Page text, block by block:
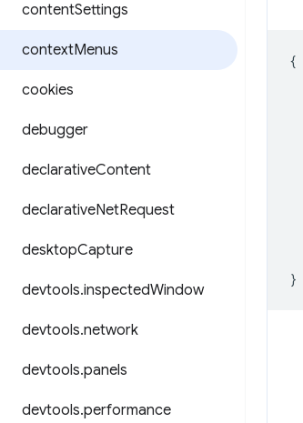
contentSettings
contextMenus
cookies
debugger
declarativeContent
declarativeNetRequest
desktopCapture
devtools.inspectedWindow
devtools.network
devtools.panels
devtools.performance
{
}